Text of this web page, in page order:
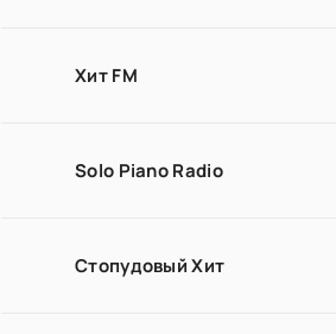
Хит FM
Solo Piano Radio
Стопудовый Хит